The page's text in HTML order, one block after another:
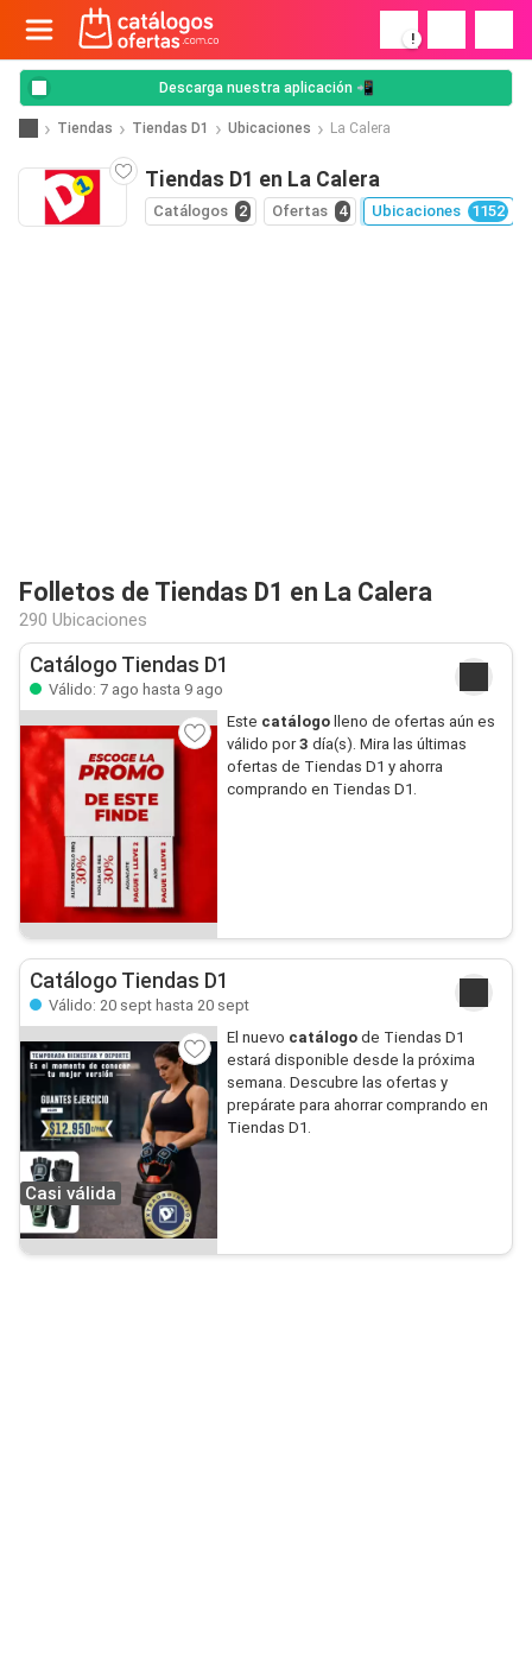
!
Descarga nuestra aplicación 📲
Tiendas Tiendas D1 Ubicaciones La Calera
Tiendas D1 en La Calera
Catálogos 2 Ofertas 4 Ubicaciones 1152
Folletos de Tiendas D1 en La Calera
290 Ubicaciones
Catálogo Tiendas D1
Válido: 7 ago hasta 9 ago
Este catálogolleno de ofertas aún es
válido por3 día(s). Mira las últimas
ofertas de Tiendas D1 y ahorra
comprando en Tiendas D1.
Catálogo Tiendas D1
Válido: 20 sept hasta 20 sept
Casi válida
El nuevo catálogode Tiendas D1
estará disponible desde la próxima
semana. Descubre las ofertas y
prepárate para ahorrar comprando en
Tiendas D1.